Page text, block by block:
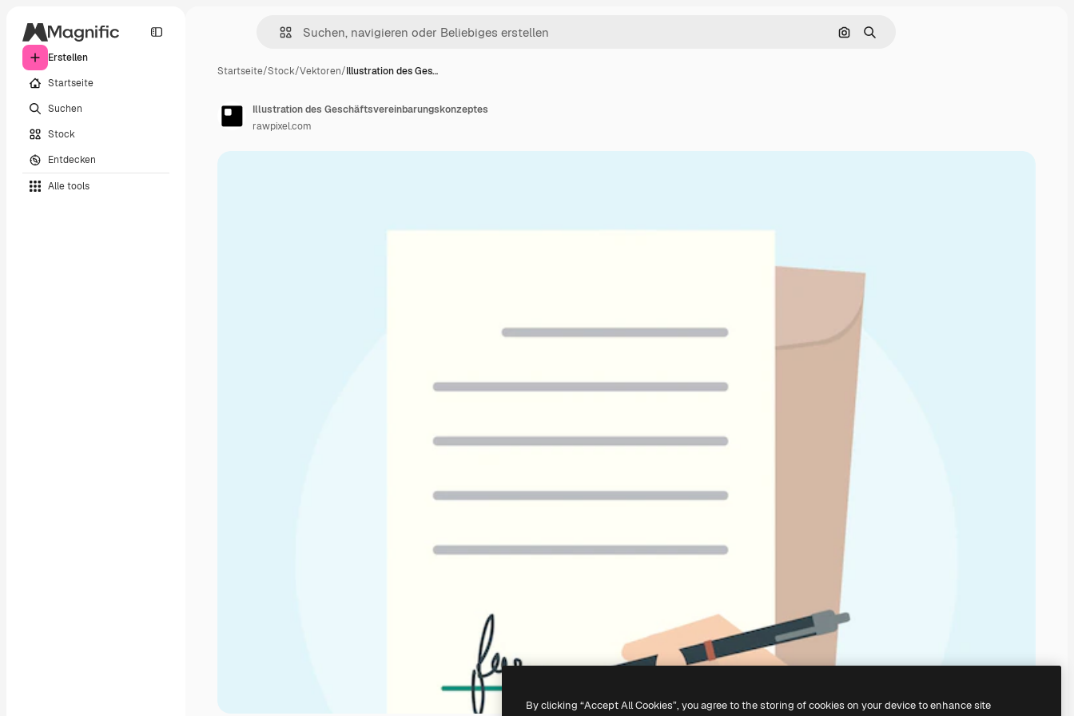
Erstellen
Startseite
Suchen
Stock
Entdecken
Alle tools
Nach Bild suchen
Suchen
Startseite/Stock/Vektoren/Illustration des Ges…
Illustration des Geschäftsvereinbarungskonzeptes
rawpixel.com
By clicking “Accept All Cookies”, you agree to the storing of cookies on your device to enhance site